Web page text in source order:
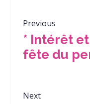
Previous
* Intérêt
fête du
Next